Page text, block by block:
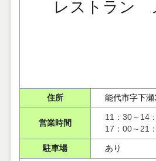
レストラン
住所 能代市字下
営業時間
11：30～14
17：00～21
駐車場 あり